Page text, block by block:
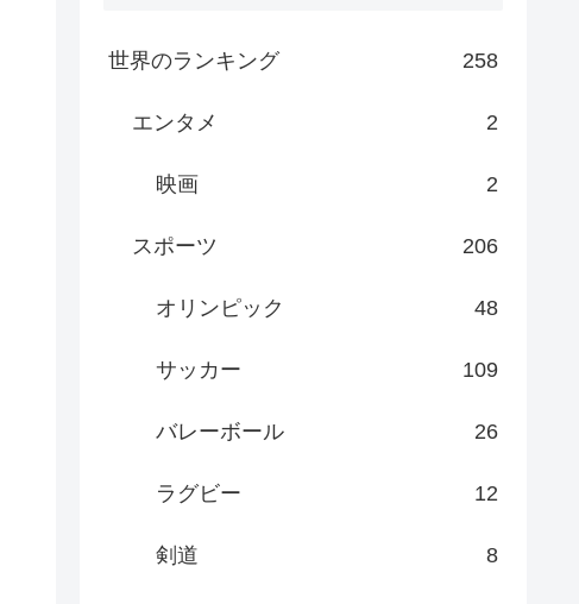
世界のランキング 258
エンタメ 2
映画 2
スポーツ 206
オリンピック 48
サッカー 109
バレーボール 26
ラグビー 12
剣道 8